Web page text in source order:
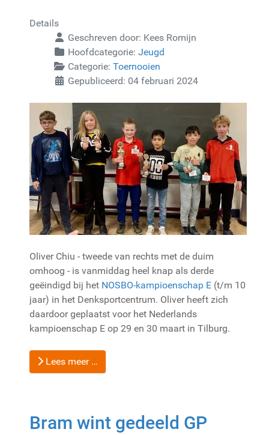
Details
Geschreven door: Kees Romijn
Hoofdcategorie: Jeugd
Categorie: Toernooien
Gepubliceerd: 04 februari 2024
Oliver Chiu - tweede van rechts met de duim
omhoog - is vanmiddag heel knap als derde
geëindigd bij het NOSBO-kampioenschap E (t/m 10
jaar) in het Denksportcentrum. Oliver heeft zich
daardoor geplaatst voor het Nederlands
kampioenschap E op 29 en 30 maart in Tilburg.
Lees meer …
Bram wint gedeeld GP